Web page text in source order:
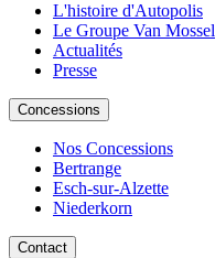
L'histoire d'Autopolis
Le Groupe Van Mossel
Actualités
Presse
Concessions
Nos Concessions
Bertrange
Esch-sur-Alzette
Niederkorn
Contact